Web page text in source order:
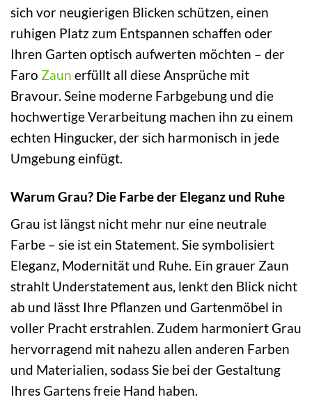
sich vor neugierigen Blicken schützen, einen
ruhigen Platz zum Entspannen schaffen oder
Ihren Garten optisch aufwerten möchten – der
Faro Zaun erfüllt all diese Ansprüche mit
Bravour. Seine moderne Farbgebung und die
hochwertige Verarbeitung machen ihn zu einem
echten Hingucker, der sich harmonisch in jede
Umgebung einfügt.
Warum Grau? Die Farbe der Eleganz und Ruhe
Grau ist längst nicht mehr nur eine neutrale
Farbe – sie ist ein Statement. Sie symbolisiert
Eleganz, Modernität und Ruhe. Ein grauer Zaun
strahlt Understatement aus, lenkt den Blick nicht
ab und lässt Ihre Pflanzen und Gartenmöbel in
voller Pracht erstrahlen. Zudem harmoniert Grau
hervorragend mit nahezu allen anderen Farben
und Materialien, sodass Sie bei der Gestaltung
Ihres Gartens freie Hand haben.